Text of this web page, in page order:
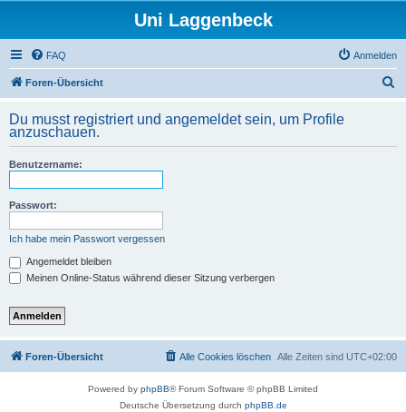
Uni Laggenbeck
FAQ Anmelden
Foren-Übersicht
h
Du musst registriert und angemeldet sein, um Profile
anzuschauen.
Benutzername:
Passwort:
Ich habe mein Passwort vergessen
Angemeldet bleiben
Meinen Online-Status während dieser Sitzung verbergen
Foren-Übersicht Alle Zeiten sind UTC+02:00
Alle Cookies löschen
Powered by phpBB® Forum Software © phpBB Limited
Deutsche Übersetzung durch phpBB.de